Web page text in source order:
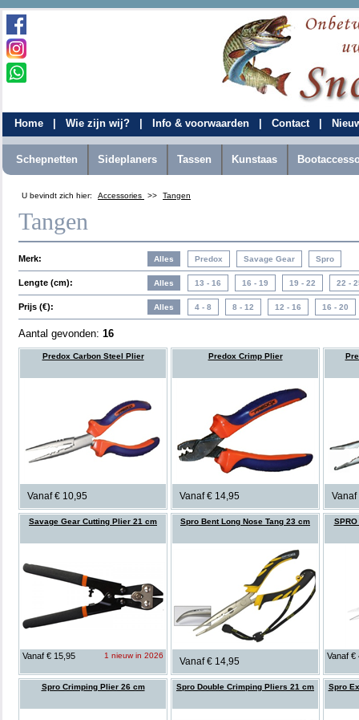
Home Wie zijn wij? Info & voorwaarden Contact
Schepnetten Sideplaners Tassen Kunstaas
U bevindt zich hier: Accessories >> Tangen
Tangen
Merk:
Lengte (cm):
Prijs (€):
Aantal gevonden: 16
Predox Carbon Steel Plier
Vanaf € 10,95
Predox Crimp Plier
Vanaf € 14,95
Savage Gear Cutting Plier 21 cm
Vanaf € 15,95 1 nieuw in 2026
Spro Bent Long Nose Tang 23 cm
Vanaf € 14,95
SPRO
Vanaf €
Spro Crimping Plier 26 cm Spro Double Crimping Pliers 21 cm Spro